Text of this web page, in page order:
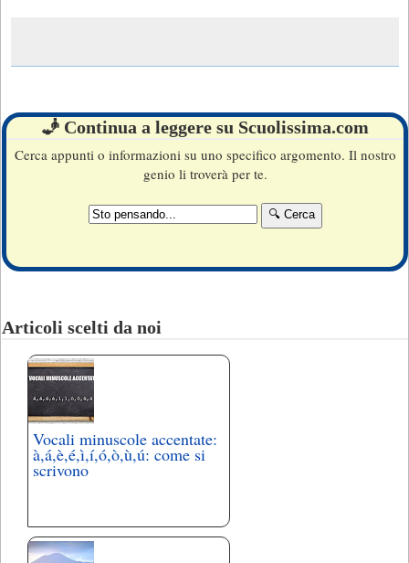
🧞 Continua a leggere su Scuolissima.com
Cerca appunti o informazioni su uno specifico argomento. Il nostro
genio li troverà per te.
Articoli scelti da noi
Vocali minuscole accentate:
à,á,è,é,ì,í,ó,ò,ù,ú: come si
scrivono